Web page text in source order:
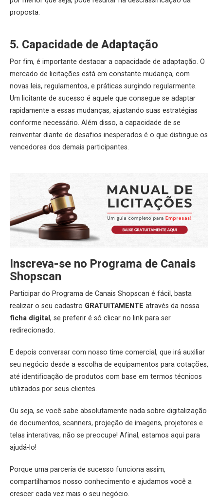
proposta.
5. Capacidade de Adaptação
Por fim, é importante destacar a capacidade de adaptação. O
mercado de licitações está em constante mudança, com
novas leis, regulamentos, e práticas surgindo regularmente.
Um licitante de sucesso é aquele que consegue se adaptar
rapidamente a essas mudanças, ajustando suas estratégias
conforme necessário. Além disso, a capacidade de se
reinventar diante de desafios inesperados é o que distingue os
vencedores dos demais participantes.
Inscreva-se no Programa de Canais
Shopscan
Participar do Programa de Canais Shopscan é fácil, basta
realizar o seu cadastro GRATUITAMENTE através da nossa
ficha digital, se preferir é só clicar no link para ser
redirecionado.
E depois conversar com nosso time comercial, que irá auxiliar
seu negócio desde a escolha de equipamentos para cotações,
até identificação de produtos com base em termos técnicos
utilizados por seus clientes.
Ou seja, se você sabe absolutamente nada sobre digitalização
de documentos, scanners, projeção de imagens, projetores e
telas interativas, não se preocupe! Afinal, estamos aqui para
ajudá-lo!
Porque uma parceria de sucesso funciona assim,
compartilhamos nosso conhecimento e ajudamos você a
crescer cada vez mais o seu negócio.